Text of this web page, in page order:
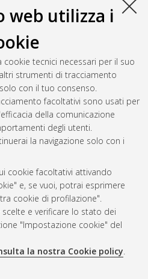
web utilizza i
tecnici necessari per il suo
strumenti di tracciamento
con il tuo consenso.
facoltativi sono usati per
della comunicazione
degli utenti.
la navigazione solo con i
cookie facoltativi attivando
e, se vuoi, potrai esprimere
cookie di profilazione".
e verificare lo stato dei
"Impostazione cookie" del
la nostra Cookie policy.
documento: